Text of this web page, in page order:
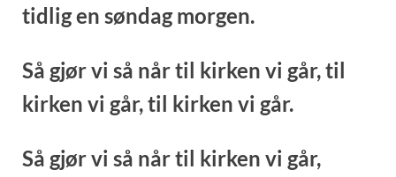
tidlig en søndag morgen.
Så gjør vi så når til kirken vi går,til
kirken vi går,til kirken vi går.
Så gjør vi så når til kirken vi går,